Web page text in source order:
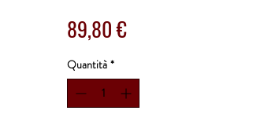
89,80 €Prezzo
Quantità *